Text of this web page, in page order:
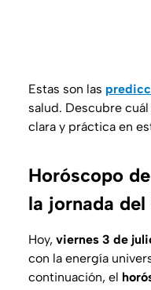
Estas son las
salud. Descubre
clara y práctica en
Horóscopo
la jornada
Hoy, viernes 3 de
con la energía
continuación, el